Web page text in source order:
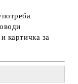
картичка за